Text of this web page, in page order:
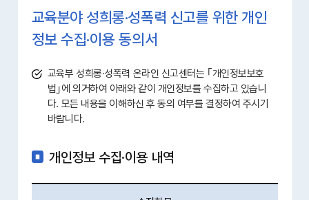
교육분야 성희롱·성폭력 신고를 위한 개인
정보 수집·이용 동의서
교육부 성희롱․성폭력 온라인 신고센터는 ｢개인정보보호
법｣에 의거하여 아래와 같이 개인정보를 수집하고 있습니
다. 모든 내용을 이해하신 후 동의 여부를 결정하여 주시기
바랍니다.
개인정보 수집·이용 내역